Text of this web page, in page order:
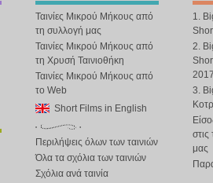
Ταινίες Μικρού Μήκους από
τη συλλογή μας
Ταινίες Μικρού Μήκους από
τη Χρυσή Ταινιοθήκη
Ταινίες Μικρού Μήκους από
το Web
Short Films in English
Περιλήψεις όλων των ταινιών
Όλα τα σχόλια των ταινιών
Σχόλια ανά ταινία
1.
2.
3.
στις
μας